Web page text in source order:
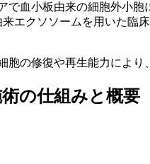
で血小板由来の細胞外小
エクソソームを用いた
胞の修復や再生能力によ
の仕組みと概要